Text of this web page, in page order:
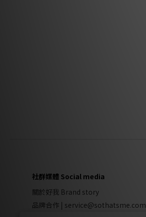
社群媒體 Social media
關於好我 Brand story
品牌合作 | service@sothatsme.com